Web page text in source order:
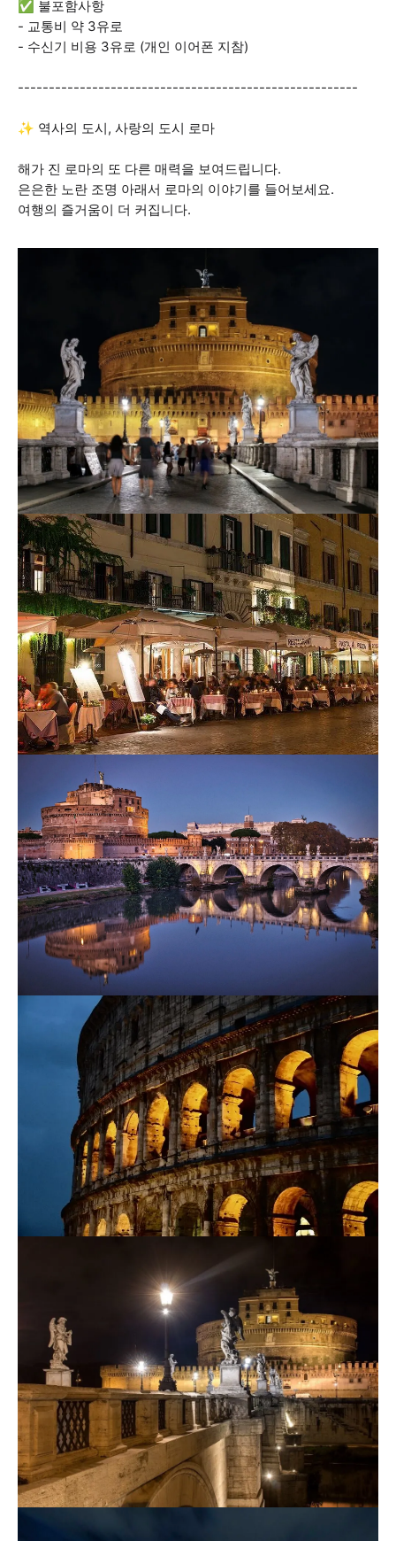
✅ 불포함사항
- 교통비 약 3유로
- 수신기 비용 3유로 (개인 이어폰 지참)
-------------------------------------------------------
✨ 역사의 도시, 사랑의 도시 로마
해가 진 로마의 또 다른 매력을 보여드립니다.
은은한 노란 조명 아래서 로마의 이야기를 들어보세요.
여행의 즐거움이 더 커집니다.